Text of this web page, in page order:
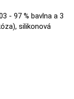
- 97 % bavlna a 3
silikonová